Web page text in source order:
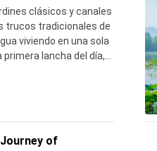
clásicos y canales
trucos tradicionales de
viviendo en una sola
lancha del día,
of